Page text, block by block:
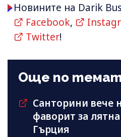
Новините на Darik
Facebook,
Twitter!
Още по
Санторини вече
фаворит за
Гърция